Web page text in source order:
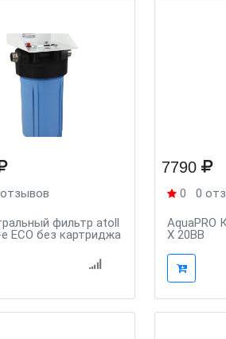
фильтр atoll
ECO без картриджа
7790
0 0
AquaPRO
X 20BB